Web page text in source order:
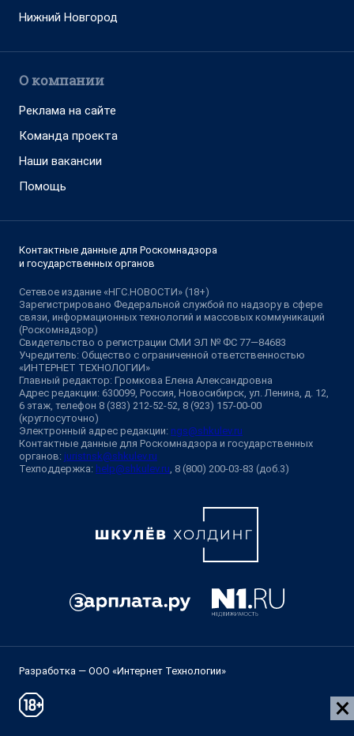
Нижний Новгород
О компании
Реклама на сайте
Команда проекта
Наши вакансии
Помощь
Контактные данные для Роскомнадзора
и государственных органов
Сетевое издание «НГС.НОВОСТИ» (18+)
Зарегистрировано Федеральной службой по надзору в сфере
связи, информационных технологий и массовых коммуникаций
(Роскомнадзор)
Свидетельство о регистрации СМИ ЭЛ № ФС 77—84683
Учредитель: Общество с ограниченной ответственностью
«ИНТЕРНЕТ ТЕХНОЛОГИИ»
Главный редактор: Громкова Елена Александровна
Адрес редакции: 630099, Россия, Новосибирск, ул. Ленина, д. 12,
6 этаж, телефон 8 (383) 212-52-52, 8 (923) 157-00-00
(круглосуточно)
Электронный адрес редакции: ngs@shkulev.ru
Контактные данные для Роскомнадзора и государственных
органов: juristnsk@shkulev.ru
Техподдержка: help@shkulev.ru , 8 (800) 200-03-83 (доб.3)
Разработка — ООО «Интернет Технологии»